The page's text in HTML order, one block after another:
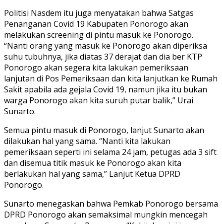
Politisi Nasdem itu juga menyatakan bahwa Satgas
Penanganan Covid 19 Kabupaten Ponorogo akan
melakukan screening di pintu masuk ke Ponorogo.
“Nanti orang yang masuk ke Ponorogo akan diperiksa
suhu tubuhnya, jika diatas 37 derajat dan dia ber KTP
Ponorogo akan segera kita lakukan pemeriksaan
lanjutan di Pos Pemeriksaan dan kita lanjutkan ke Rumah
Sakit apabila ada gejala Covid 19, namun jika itu bukan
warga Ponorogo akan kita suruh putar balik,” Urai
Sunarto.
Semua pintu masuk di Ponorogo, lanjut Sunarto akan
dilakukan hal yang sama. “Nanti kita lakukan
pemeriksaan seperti ini selama 24 jam, petugas ada 3 sift
dan disemua titik masuk ke Ponorogo akan kita
berlakukan hal yang sama,” Lanjut Ketua DPRD
Ponorogo.
Sunarto menegaskan bahwa Pemkab Ponorogo bersama
DPRD Ponorogo akan semaksimal mungkin mencegah